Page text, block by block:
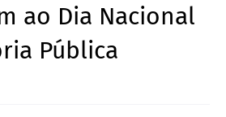
ao Dia Nacional
Pública